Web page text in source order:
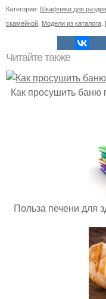
Категории: Шкафчики для
скамейкой Модели из каталога
Читайте также
Как просушить баню
Польза печени для